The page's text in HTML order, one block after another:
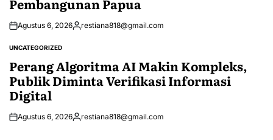
Pembangunan Papua
Agustus 6, 2026Posted
restiana818@gmail.com
POSTED
UNCATEGORIZED
Perang Algoritma AI Makin Kompleks,
Publik Diminta Verifikasi Informasi
Digital
Agustus 6, 2026Posted
restiana818@gmail.com